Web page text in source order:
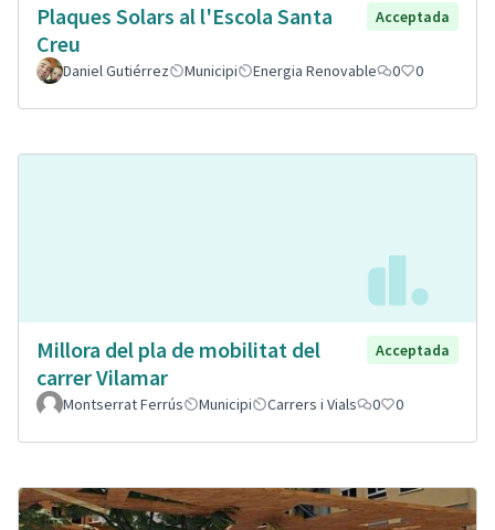
Plaques Solars al l'Escola Santa
Creu
Acceptada
Daniel Gutiérrez Municipi Energia Renovable 0 0
Millora del pla de mobilitat del
carrer Vilamar
Acceptada
Montserrat Ferrús Municipi Carrers i Vials 0 0